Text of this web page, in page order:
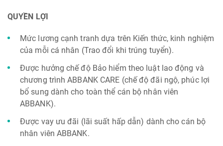
QUYỀN LỢI
Mức lương cạnh tranh dựa trên Kiến thức, kinh nghiệm
của mỗi cá nhân (Trao đổi khi trúng tuyển).
Được hưởng chế độ Bảo hiểm theo luật lao động và
chương trình ABBANK CARE (chế độ đãi ngộ, phúc lợi
bổ sung dành cho toàn thể cán bộ nhân viên
ABBANK).
Được vay ưu đãi (lãi suất hấp dẫn) dành cho cán bộ
nhân viên ABBANK.